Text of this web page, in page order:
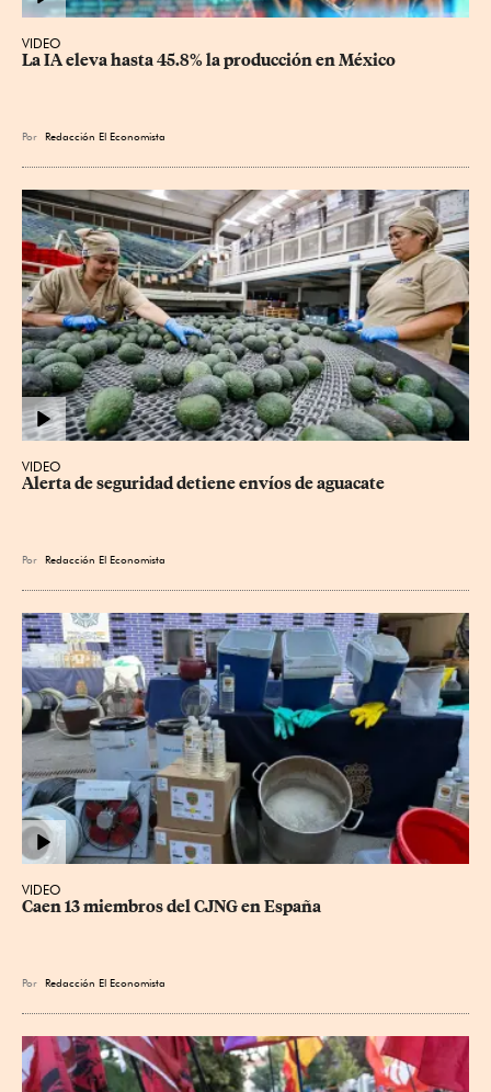
VIDEO
La IA eleva hasta 45.8% la producción en México
Por Redacción El Economista
VIDEO
Alerta de seguridad detiene envíos de aguacate
Por Redacción El Economista
VIDEO
Caen 13 miembros del CJNG en España
Por Redacción El Economista